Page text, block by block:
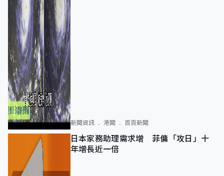
新聞資訊 港聞 首頁新聞
日本家務助理需求增 菲傭「攻日」十
年增長近一倍